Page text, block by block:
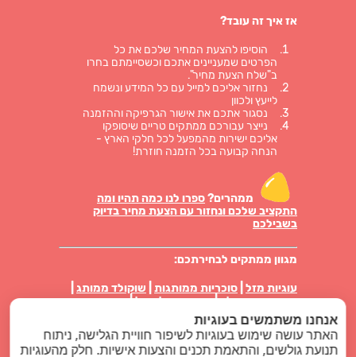
אז איך זה עובד?
הוסיפו להצעת המחיר שלכם את כל
הפרטים שמעניינים אתכם וכשסיימתם בחרו
ב"שלח הצעת מחיר".
נחזור אליכם למייל עם כל המידע ונשמח
לייעץ ולכוון
נסגור אתכם את אישור הגרפיקה וההזמנה
נייצר עבורכם ממתקים טריים שיסופקו
אליכם ישירות מהמפעל לכל חלקי הארץ -
הנחה קבועה בכל הזמנה חוזרת!
ממהרים?ספרו לנו כמה תהיו ומה
התקציב שלכם ונחזור עם הצעת מחיר בדיוק
בשבילכם
מגוון ממתקים לבחירתכם:
עוגיות מזל סוכריות ממותגות שוקולד ממותג
מטבעות שוקולד|סוכריות על מקל|סוכריות
טיקטק ממותגות|פרלינים באריזה אישית
ביסקוויט באריזה|מארזי ממתקים נשיקות מרנג
אנחנו משתמשים בעוגיות
האתר עושה שימוש בעוגיות לשיפור חוויית הגלישה, ניתוח
תנועת גולשים, והתאמת תכנים והצעות אישיות. חלק מהעוגיות